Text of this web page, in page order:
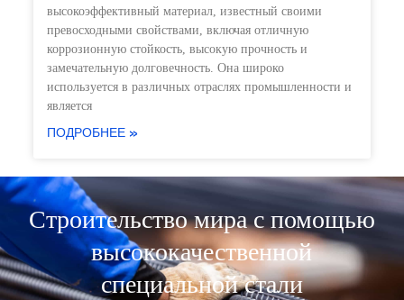
высокоэффективный материал, известный своими
превосходными свойствами, включая отличную
коррозионную стойкость, высокую прочность и
замечательную долговечность. Она широко
используется в различных отраслях промышленности и
является
ПОДРОБНЕЕ »
Строительство мира с помощью
высококачественной
специальной стали